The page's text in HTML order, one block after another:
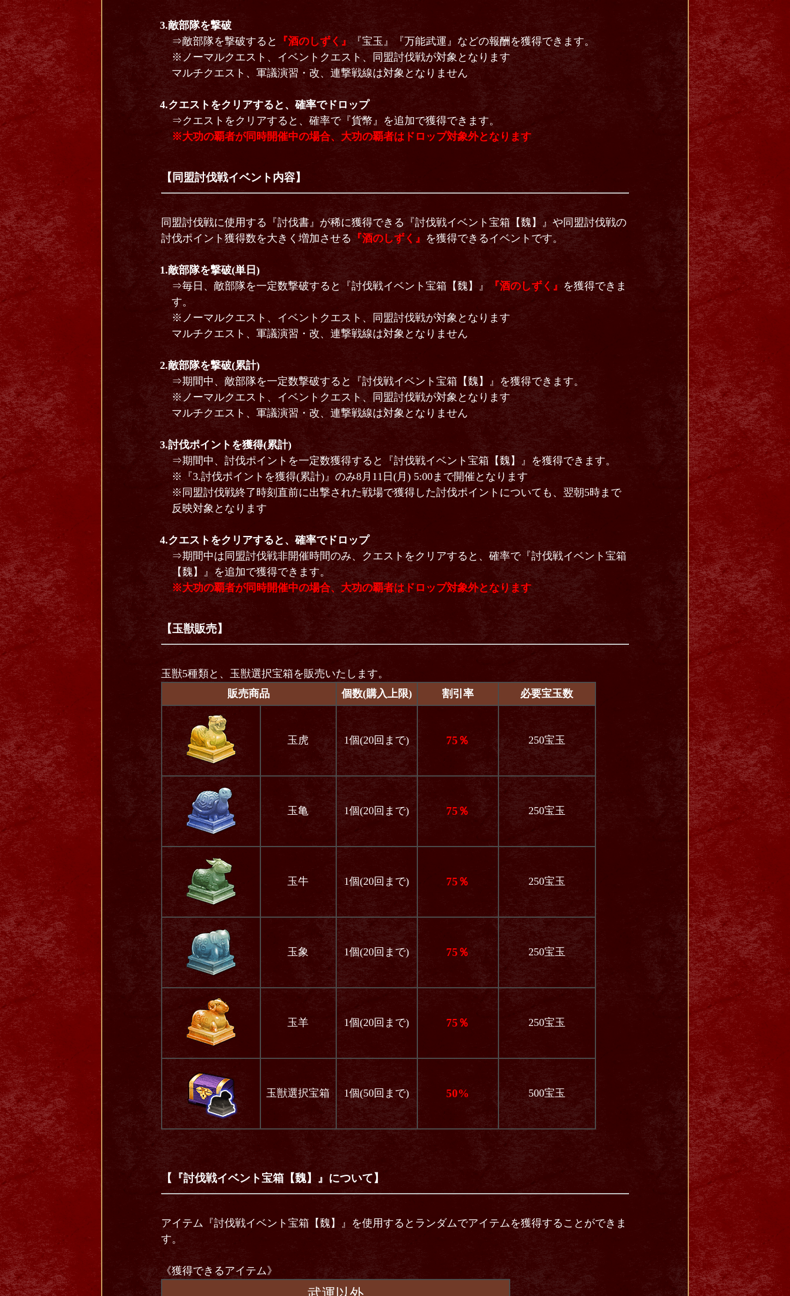
3.敵部隊を撃破
⇒敵部隊を撃破すると
『酒のしずく』『宝玉』『万能武運』などの報酬を獲得できます。
※ノーマルクエスト、イベントクエスト、同盟討伐戦が対象となります
マルチクエスト、軍議演習・改、連撃戦線は対象となりません
4.クエストをクリアすると、確率でドロップ
⇒クエストをクリアすると、確率で『貨幣』を追加で獲得できます。
※大功の覇者が同時開催中の場合、大功の覇者はドロップ対象外となります
【同盟討伐戦イベント内容】
同盟討伐戦に使用する『討伐書』が稀に獲得できる『討伐戦イベント宝箱【魏】』や同盟討伐戦の
討伐ポイント獲得数を大きく増加させる 『酒のしずく』 を獲得できるイベントです。
1.敵部隊を撃破(単日)
⇒毎日、敵部隊を一定数撃破すると『討伐戦イベント宝箱【魏】』
『酒のしずく』 を獲得できま
す。
※ノーマルクエスト、イベントクエスト、同盟討伐戦が対象となります
マルチクエスト、軍議演習・改、連撃戦線は対象となりません
2.敵部隊を撃破(累計)
⇒期間中、敵部隊を一定数撃破すると『討伐戦イベント宝箱【魏】』を獲得できます。
※ノーマルクエスト、イベントクエスト、同盟討伐戦が対象となります
マルチクエスト、軍議演習・改、連撃戦線は対象となりません
3.討伐ポイントを獲得(累計)
⇒期間中、討伐ポイントを一定数獲得すると『討伐戦イベント宝箱【魏】』を獲得できます。
※『3.討伐ポイントを獲得(累計)』のみ8月11日(月) 5:00まで開催となります
※同盟討伐戦終了時刻直前に出撃された戦場で獲得した討伐ポイントについても、翌朝5時まで
反映対象となります
4.クエストをクリアすると、確率でドロップ
⇒期間中は同盟討伐戦非開催時間のみ、クエストをクリアすると、確率で『討伐戦イベント宝箱
【魏】』を追加で獲得できます。
※大功の覇者が同時開催中の場合、大功の覇者はドロップ対象外となります
【玉獣販売】
玉獣5種類と、玉獣選択宝箱を販売いたします。
販売商品
個数(購入上限) 割引率 必要宝玉数
玉虎 1個(20回まで) 75％ 250宝玉
玉亀 1個(20回まで) 75％ 250宝玉
玉牛 1個(20回まで) 75％ 250宝玉
玉象 1個(20回まで) 75％ 250宝玉
玉羊 1個(20回まで) 75％ 250宝玉
玉獣選択宝箱 1個(50回まで) 50% 500宝玉
【『討伐戦イベント宝箱【魏】』について】
アイテム『討伐戦イベント宝箱【魏】』を使用するとランダムでアイテムを獲得することができま
す。
《獲得できるアイテム》